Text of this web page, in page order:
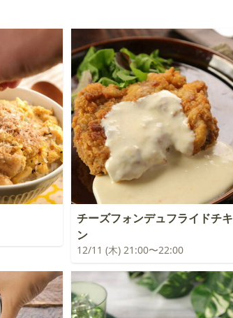
チーズフォンデュフライドチキ
ン
12/11 (木) 21:00〜22:00